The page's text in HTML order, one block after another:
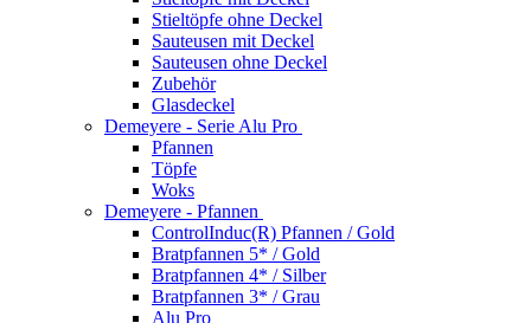
Stieltöpfe ohne Deckel
Sauteusen mit Deckel
Sauteusen ohne Deckel
Zubehör
Glasdeckel
Demeyere - Serie Alu Pro
Pfannen
Töpfe
Woks
Demeyere - Pfannen
ControlInduc(R) Pfannen / Gold
Bratpfannen 5* / Gold
Bratpfannen 4* / Silber
Bratpfannen 3* / Grau
Alu Pro